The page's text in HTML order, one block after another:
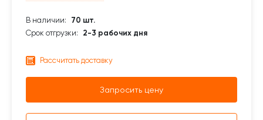
В наличии:
70 шт.
Срок отгрузки:
2-3 рабочих дня
Рассчитать доставку
Запросить цену